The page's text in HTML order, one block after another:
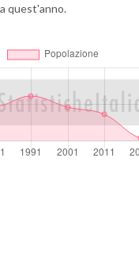
quest'anno.